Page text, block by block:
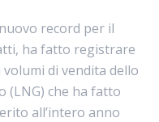
record per il
ha fatto registrare
di vendita dello
(LNG) che ha fatto
all’intero anno